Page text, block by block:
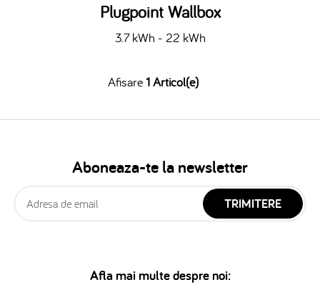
Plugpoint Wallbox
3.7 kWh - 22 kWh
Afisare1 Articol(e)
Aboneaza-te la newsletter
TRIMITERE
Afla mai multe despre noi: